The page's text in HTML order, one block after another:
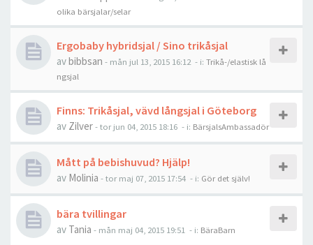
olika bärsjalar/selar
Ergobaby hybridsjal / Sino trikåsjal
avbibbsan - mån jul 13, 2015 16:12 - i: Trikå-/elastisk lå
ngsjal
Finns: Trikåsjal, vävd långsjal i Göteborg
av Zilver-tor jun 04, 2015 18:16 - i: BärsjalsAmbassadör
Mått på bebishuvud? Hjälp!
av Molinia -tor maj 07, 2015 17:54 - i: Gör det själv!
bära tvillingar
av Tania - mån maj 04, 2015 19:51 - i: BäraBarn